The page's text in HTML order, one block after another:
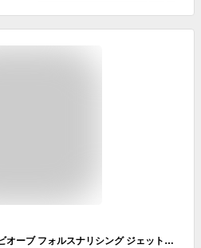
【3/1限定ポイント3倍】デミ ビオーブ フォルスナリシング ジェット 300g / 【送料無料】 サロン専売品 美容院 ヘアケア demi デミ 美容室 おすすめ品 頭皮用美容液 頭皮ケア スカルプケア 頭皮 臭い フケ かゆみ 防止 ふけかゆみ 乾燥 白髪 炭酸